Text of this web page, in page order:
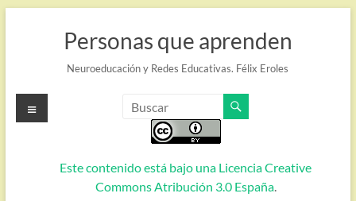
Personas que aprenden
Neuroeducación y Redes Educativas. Félix Eroles
Este contenido está bajo una Licencia Creative
Commons Atribución 3.0 España.
Menú